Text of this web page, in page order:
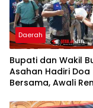
Daerah
Bupati dan Wakil
Asahan Hadiri Doa
Bersama, Awali